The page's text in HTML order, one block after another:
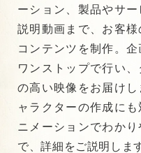
ーション、製品やサ
説明動画まで、お客
コンテンツを制作。
ワンストップで行い
の高い映像をお届け
ャラクターの作成に
ニメーションでわか
で、詳細をご説明しま